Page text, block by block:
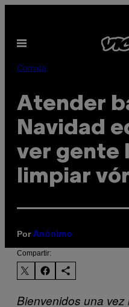
contenido
Abrir
Comida
Atender
Navidad
ver gente
limpiar
Por Anónimo
Compartir:
Bienvenidos una vez